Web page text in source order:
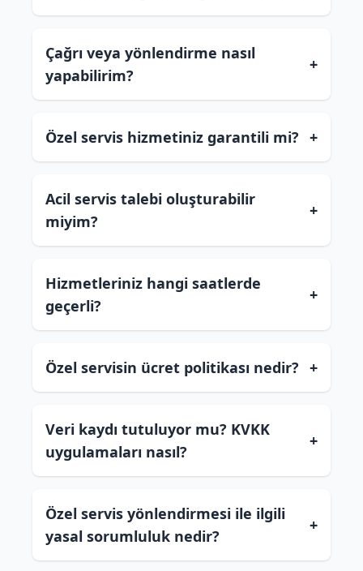
Çağrı veya yönlendirme nasıl
yapabilirim?
+
Özel servis hizmetiniz garantili mi? +
Acil servis talebi oluşturabilir
miyim?
+
Hizmetleriniz hangi saatlerde
geçerli?
+
Özel servisin ücret politikası nedir? +
Veri kaydı tutuluyor mu? KVKK
uygulamaları nasıl?
+
Özel servis yönlendirmesi ile ilgili
yasal sorumluluk nedir?
+